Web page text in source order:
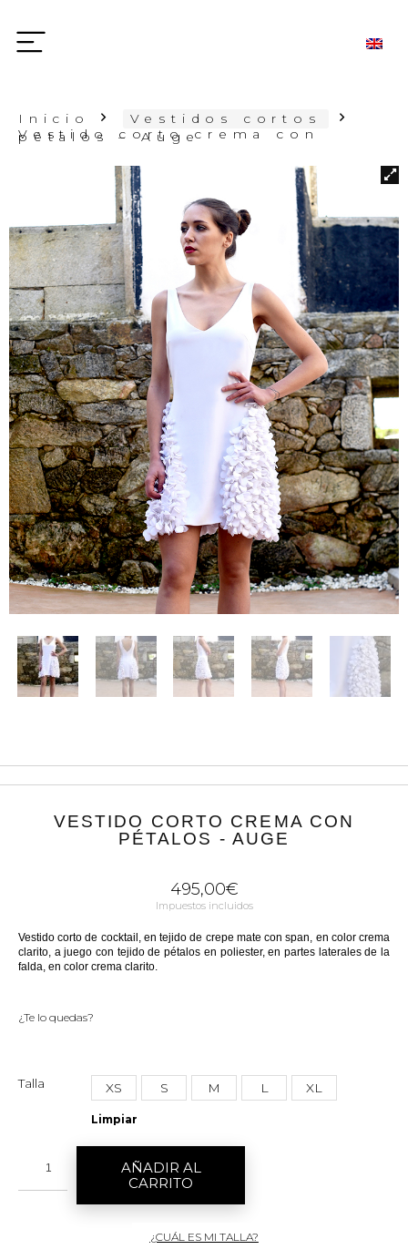
Inicio
Vestidos cortos
Vestido corto crema con
pétalos – Auge
VESTIDO CORTO CREMA CON
PÉTALOS - AUGE
495,00€
Impuestos incluidos
Vestido corto de cocktail, en tejido de crepe mate con span, en color crema
clarito, a juego con tejido de pétalos en poliester, en partes laterales de la
falda, en color crema clarito.
¿Te lo quedas?
Talla XS S M L XL
Limpiar
AÑADIR AL
CARRITO
¿CUÁL ES MI TALLA?